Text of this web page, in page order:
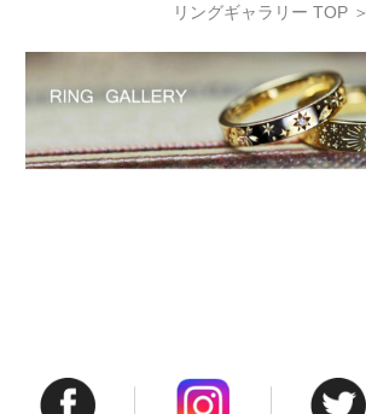
リングギャラリー TOP ＞